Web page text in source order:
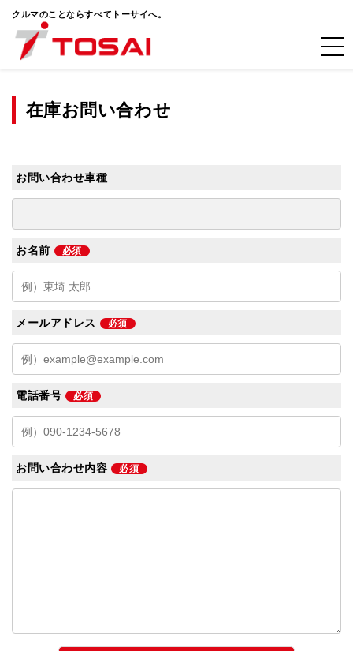
クルマのことならすべてトーサイへ。
在庫お問い合わせ
お問い合わせ車種
お名前 必須
メールアドレス 必須
電話番号 必須
お問い合わせ内容 必須